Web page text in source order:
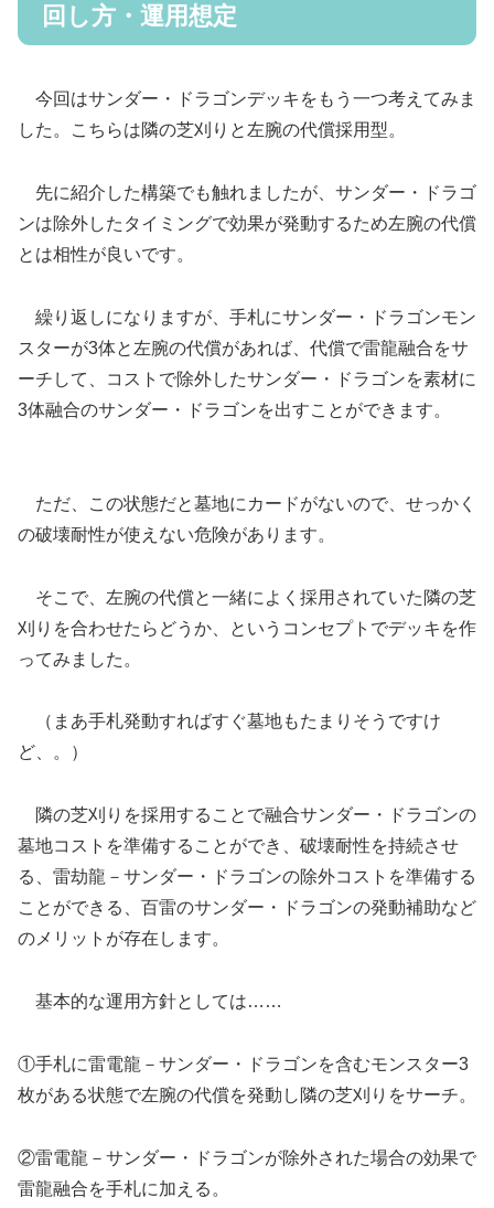
回し方・運用想定
今回はサンダー・ドラゴンデッキをもう一つ考えてみま
した。こちらは隣の芝刈りと左腕の代償採用型。
先に紹介した構築でも触れましたが、サンダー・ドラゴ
ンは除外したタイミングで効果が発動するため左腕の代償
とは相性が良いです。
繰り返しになりますが、手札にサンダー・ドラゴンモン
スターが3体と左腕の代償があれば、代償で雷龍融合をサ
ーチして、コストで除外したサンダー・ドラゴンを素材に
3体融合のサンダー・ドラゴンを出すことができます。
ただ、この状態だと墓地にカードがないので、せっかく
の破壊耐性が使えない危険があります。
そこで、左腕の代償と一緒によく採用されていた隣の芝
刈りを合わせたらどうか、というコンセプトでデッキを作
ってみました。
（まあ手札発動すればすぐ墓地もたまりそうですけ
ど、。）
隣の芝刈りを採用することで融合サンダー・ドラゴンの
墓地コストを準備することができ、破壊耐性を持続させ
る、雷劫龍－サンダー・ドラゴンの除外コストを準備する
ことができる、百雷のサンダー・ドラゴンの発動補助など
のメリットが存在します。
基本的な運用方針としては……
①手札に雷電龍－サンダー・ドラゴンを含むモンスター3
枚がある状態で左腕の代償を発動し隣の芝刈りをサーチ。
②雷電龍－サンダー・ドラゴンが除外された場合の効果で
雷龍融合を手札に加える。